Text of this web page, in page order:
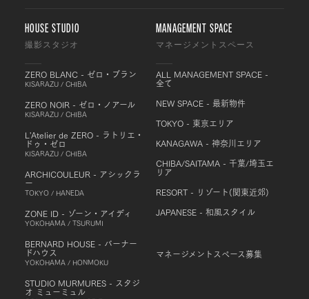
HOUSE STUDIO
撮影スタジオ
ZERO BLANC - ゼロ・ブラン
KISARAZU / CHIBA
ZERO NOIR - ゼロ・ノアール
KISARAZU / CHIBA
L'Atelier de ZERO - ラトリエ・
ドゥ・ゼロ
KISARAZU / CHIBA
ARCHICOULEUR - アシックラ
ー
TOKYO / HANEDA
ZONE ID - ゾーン・アイディ
YOKOHAMA / TSURUMI
BERNARD HOUSE - バーナー
ドハウス
YOKOHAMA / HONMOKU
STUDIO MURMURES - スタジ
オ ミューミュル
MANAGEMENT SPACE
マネージメントスペース
ALL MANAGEMENT SPACE -
全て
NEW SPACE - 最新物件
TOKYO - 東京エリア
KANAGAWA - 神奈川エリア
CHIBA/SAITAMA - 千葉/埼玉エ
リア
RESORT - リゾート(関東近郊)
JAPANESE - 和風スタイル
マネージメントスペース募集